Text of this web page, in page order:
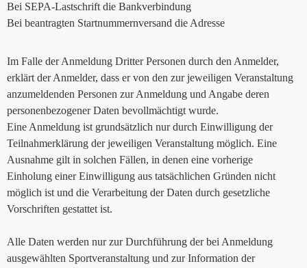
Bei SEPA-Lastschrift die Bankverbindung
Bei beantragten Startnummernversand die Adresse
Im Falle der Anmeldung Dritter Personen durch den Anmelder,
erklärt der Anmelder, dass er von den zur jeweiligen Veranstaltung
anzumeldenden Personen zur Anmeldung und Angabe deren
personenbezogener Daten bevollmächtigt wurde.
Eine Anmeldung ist grundsätzlich nur durch Einwilligung der
Teilnahmerklärung der jeweiligen Veranstaltung möglich. Eine
Ausnahme gilt in solchen Fällen, in denen eine vorherige
Einholung einer Einwilligung aus tatsächlichen Gründen nicht
möglich ist und die Verarbeitung der Daten durch gesetzliche
Vorschriften gestattet ist.
Alle Daten werden nur zur Durchführung der bei Anmeldung
ausgewählten Sportveranstaltung und zur Information der